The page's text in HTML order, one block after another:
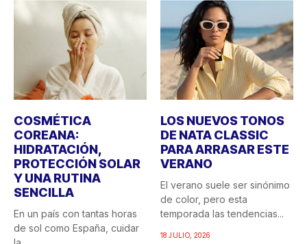
COSMÉTICA
COREANA:
HIDRATACIÓN,
PROTECCIÓN SOLAR
Y UNA RUTINA
SENCILLA
En un país con tantas horas
de sol como España, cuidar
LOS NUEVOS TONOS
DE NATA CLASSIC
PARA ARRASAR ESTE
VERANO
El verano suele ser sinónimo
de color, pero esta
temporada las tendencias...
18 JULIO, 2026